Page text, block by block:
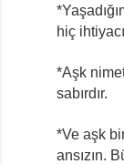
hiç
*Aşk
sabırdır.
*Ve aşk
ansızın.